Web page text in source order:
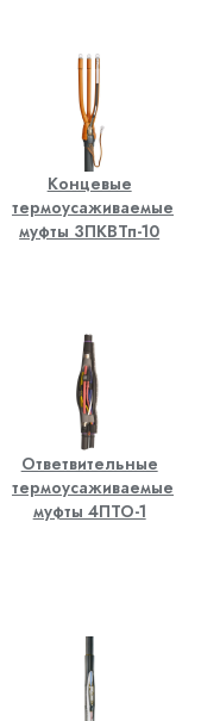
Концевые
термоусаживаемые
муфты 3ПКВТп-10
Ответвительные
термоусаживаемые
муфты 4ПТО-1